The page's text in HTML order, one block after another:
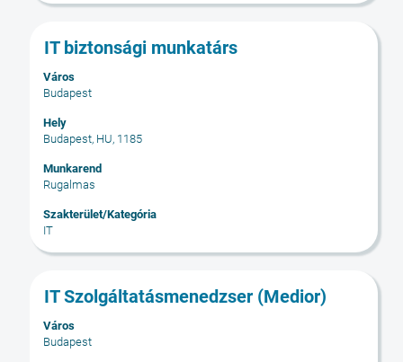
Cím
IT biztonsági munkatárs
Város
Budapest
Hely
Budapest, HU, 1185
Munkarend
Rugalmas
Szakterület/Kategória
IT
Jelölje
a
szóköz
billentyűvel
az
állásinformáció
teljes
megtekintéséhez.
Cím
IT Szolgáltatásmenedzser (Medior)
Város
Budapest
Jelölje
a
szóköz